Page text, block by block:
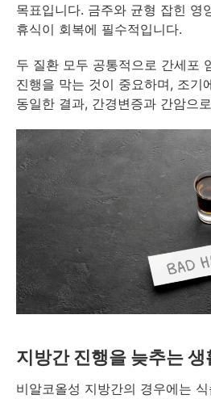
목표입니다. 금주와 균형 잡힌 영
휴식이 회복에 필수적입니다.
두 질환 모두 공통적으로 간세포
진행을 막는 것이 중요하며, 조기
동일한 결과, 간경변증과 간암으
지방간 진행을 늦추는 생
비알코올성 지방간의 경우에는